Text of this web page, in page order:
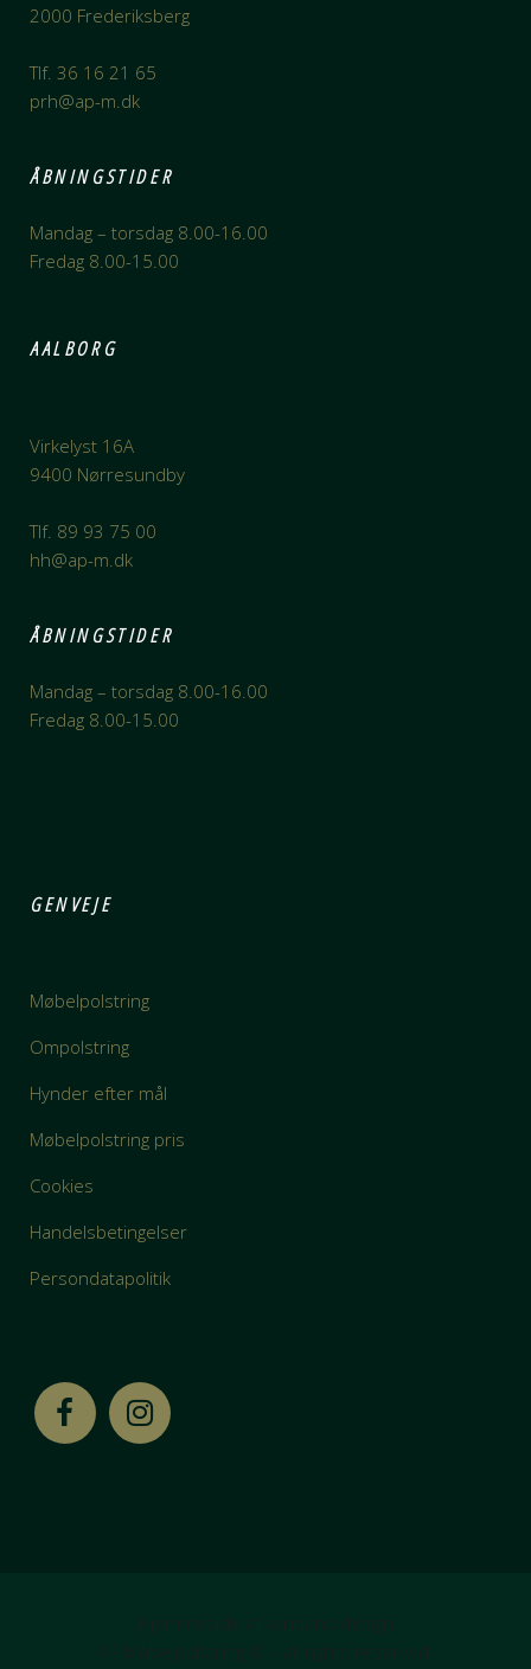
2000 Frederiksberg
Tlf. 36 16 21 65
prh@ap-m.dk
ÅBNINGSTIDER
Mandag – torsdag 8.00-16.00
Fredag 8.00-15.00
AALBORG
Virkelyst 16A
9400 Nørresundby
Tlf. 89 93 75 00
hh@ap-m.dk
ÅBNINGSTIDER
Mandag – torsdag 8.00-16.00
Fredag 8.00-15.00
GENVEJE
Møbelpolstring
Ompolstring
Hynder efter mål
Møbelpolstring pris
Cookies
Handelsbetingelser
Persondatapolitik
Hjemmeside af vandand design
AP Møbelpolstring © – all rights reserved.